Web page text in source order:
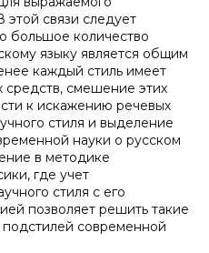
этой связи следует
большое количество
языку является общим
каждый стиль имеет
средств, смешение этих
к искажению речевых
стиля и выделение
науки о русском
в методике
где учет
стиля с его
позволяет решить такие
подстилей современной